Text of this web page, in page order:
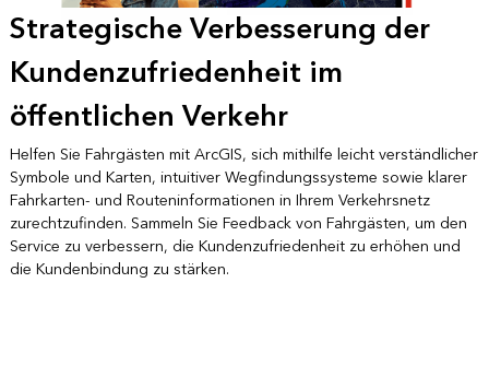
Strategische Verbesserung der
Kundenzufriedenheit im
öffentlichen Verkehr
Helfen Sie Fahrgästen mit ArcGIS, sich mithilfe leicht verständlicher
Symbole und Karten, intuitiver Wegfindungssysteme sowie klarer
Fahrkarten- und Routeninformationen in Ihrem Verkehrsnetz
zurechtzufinden. Sammeln Sie Feedback von Fahrgästen, um den
Service zu verbessern, die Kundenzufriedenheit zu erhöhen und
die Kundenbindung zu stärken.